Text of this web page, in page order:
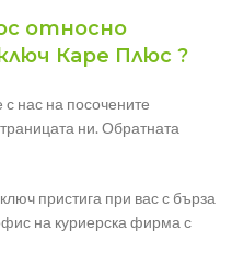
относно
Каре Плюс ?
нас на посочените
ни. Обратната
пристига при вас с бърза
на куриерска фирма с